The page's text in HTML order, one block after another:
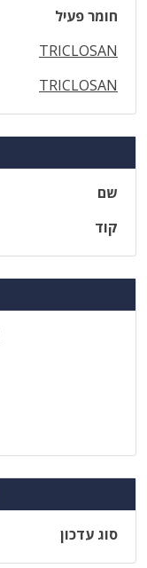
חומר פעיל
TRICLOSAN
TRICLOSAN
שם
קוד
סוג עדכון